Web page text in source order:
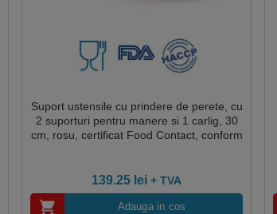
Suport ustensile cu prindere de perete, cu
2 suporturi pentru manere si 1 carlig, 30
cm, rosu, certificat Food Contact, conform
139.25 lei + TVA
Adauga in cos